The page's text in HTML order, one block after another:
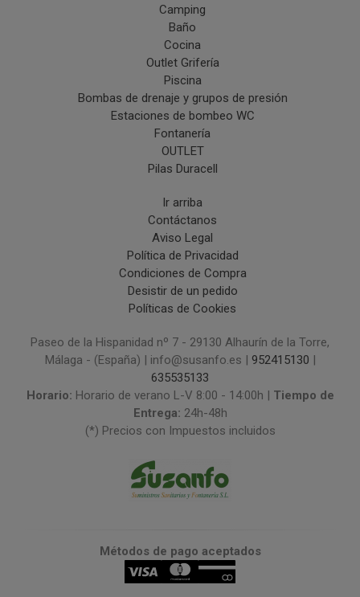
Camping
Baño
Cocina
Outlet Grifería
Piscina
Bombas de drenaje y grupos de presión
Estaciones de bombeo WC
Fontanería
OUTLET
Pilas Duracell
Ir arriba
Contáctanos
Aviso Legal
Política de Privacidad
Condiciones de Compra
Desistir de un pedido
Políticas de Cookies
Paseo de la Hispanidad nº 7 - 29130 Alhaurín de la Torre,
Málaga - (España) | info@susanfo.es | 952415130 |
635535133
Horario: Horario de verano L-V 8:00 - 14:00h | Tiempo de
Entrega: 24h-48h
(*) Precios con Impuestos incluidos
Métodos de pago aceptados